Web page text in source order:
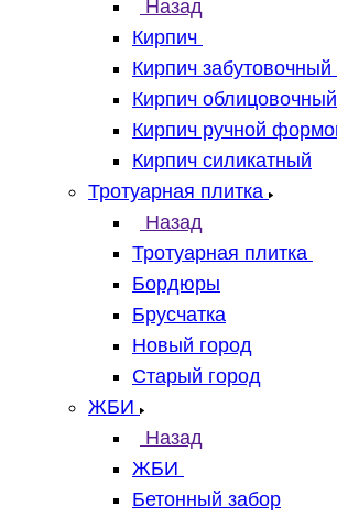
Назад
Кирпич
Кирпич
Кирпич облицовочный
Кирпич ручной
Кирпич силикатный
Тротуарная плитка
Назад
Тротуарная плитка
Бордюры
Брусчатка
Новый город
Старый город
ЖБИ
Назад
ЖБИ
Бетонный забор